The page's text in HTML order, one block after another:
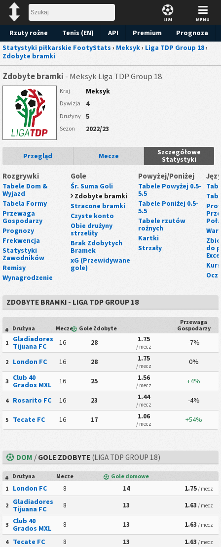
LIGI MENU
Rzuty rożne Tenis (EN) API Premium
Prognoza
Statystyki piłkarskie FootyStats › Meksyk› Liga TDP Group 18›
Zdobyte bramki
Zdobyte bramki - Meksyk Liga TDP Group 18
Kraj Meksyk
Dywizja 4
Drużyny 5
Sezon 2022/23
Przegląd Mecze
Szczegółowe
Statystyki
Rozgrywki
Tabele Dom &
Wyjazd
Tabela Formy
Przewaga
Gospodarzy
Prognozy
Frekwencja
Statystyki
Zawodników
Remisy
Wynagrodzenie
Gole
Śr. Suma Goli
Zdobyte bramki
Stracone bramki
Czyste konto
Obie drużyny
strzeliły
Brak Zdobytych
Bramek
xG (Przewidywane
gole)
Powyżej/Poniżej
Tabele Powyżej 0.5-
5.5
Tabele Poniżej 0.5-
5.5
Tabele rzutów
rożnych
Kartki
Strzały
Poł.
do
Kurs
ZDOBYTE BRAMKI - LIGA TDP GROUP 18
# Drużyna Mecze Gole Zdobyte
Przewaga
Gospodarzy
1
Gladiadores
Tijuana FC
16 28 1.75
/ mecz -7%
2 London FC 16 28 1.75
/ mecz 0%
3
Club 40
Grados MXL
16 25 1.56
/ mecz +4%
4 Rosarito FC 16 23 1.44
/ mecz -4%
5 Tecate FC 16 17 1.06
/ mecz +54%
DOM /GOLE ZDOBYTE(LIGA TDP GROUP 18)
# Drużyna Mecze
Gole domowe
1
London FC 8 14 1.75 / mecz
2
Gladiadores
Tijuana FC
8 13 1.63 / mecz
3
Club 40
Grados MXL
8 13 1.63 / mecz
4 Tecate FC 8 13 1.63 / mecz